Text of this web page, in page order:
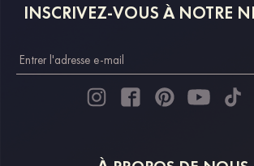
INSCRIVEZ-VOUS À NOTRE